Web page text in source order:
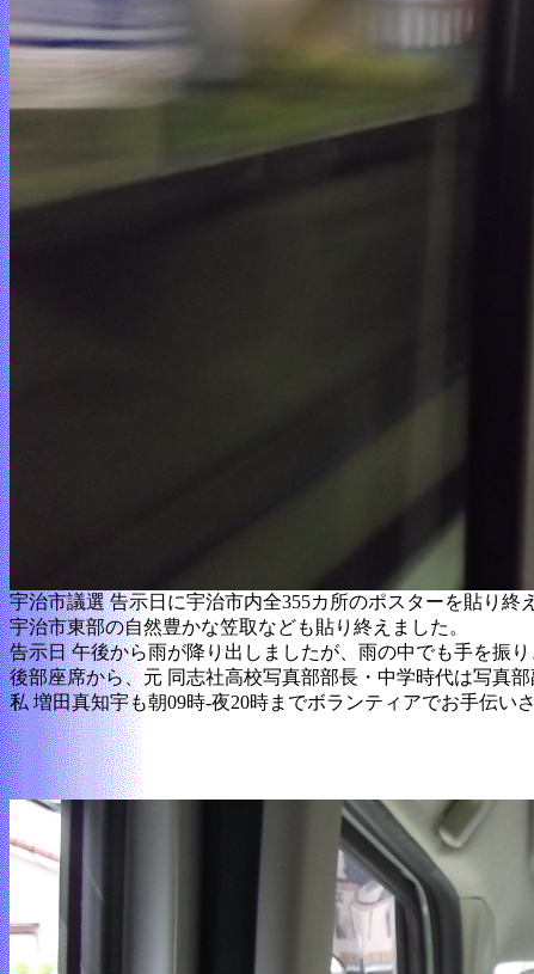
宇治市議選 告示日に宇治市内全355カ所のポスターを貼り終
宇治市東部の自然豊かな笠取なども貼り終えました。
告示日 午後から雨が降り出しましたが、雨の中でも手を振
後部座席から、元 同志社高校写真部部長・中学時代は写真
私 増田真知宇も朝09時-夜20時までボランティアでお手伝い